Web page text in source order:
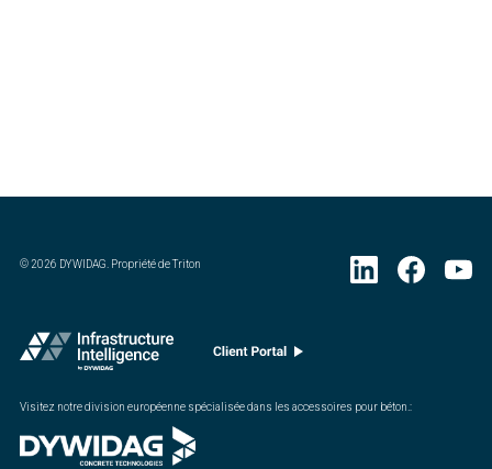
©2026 DYWIDAG. Propriété de Triton
Visitez notre division européenne spécialisée dans les accessoires pour béton.: